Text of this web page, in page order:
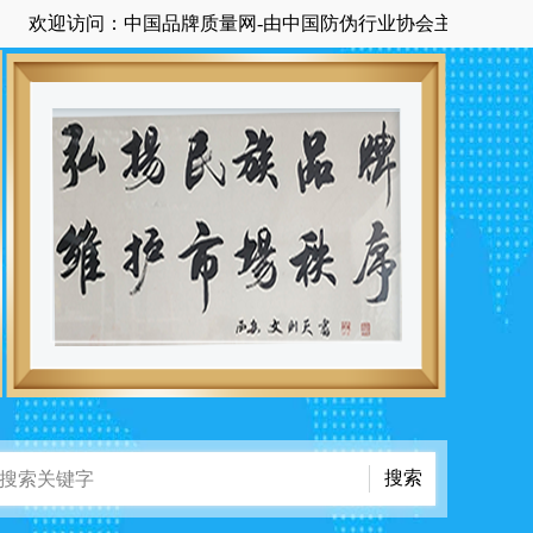
问：中国品牌质量网-由中国防伪行业协会主管主办国家级